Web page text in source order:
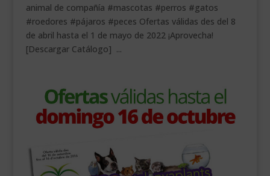
animal de compañía #mascotas #perros #gatos
#roedores #pájaros #peces Ofertas válidas des del 8
de abril hasta el 1 de mayo de 2022 ¡Aprovecha!
[Descargar Catálogo] ...